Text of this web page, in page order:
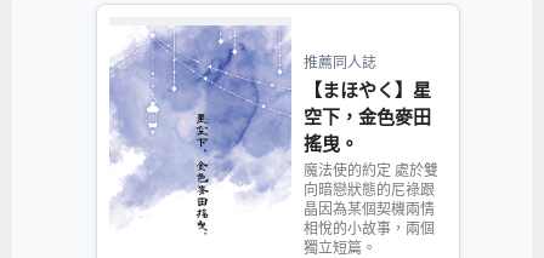
推薦同人誌
【まほやく】星
空下，金色麥田
搖曳。
魔法使的約定 處於雙
向暗戀狀態的尼祿跟
晶因為某個契機兩情
相悅的小故事，兩個
獨立短篇。